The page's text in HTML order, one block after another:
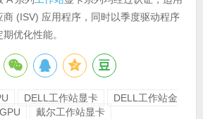
(ISV) 应用程序，同时以季度驱动程序
优化性能。
DELL工作站显卡
DELL工作站金
戴尔工作站显卡